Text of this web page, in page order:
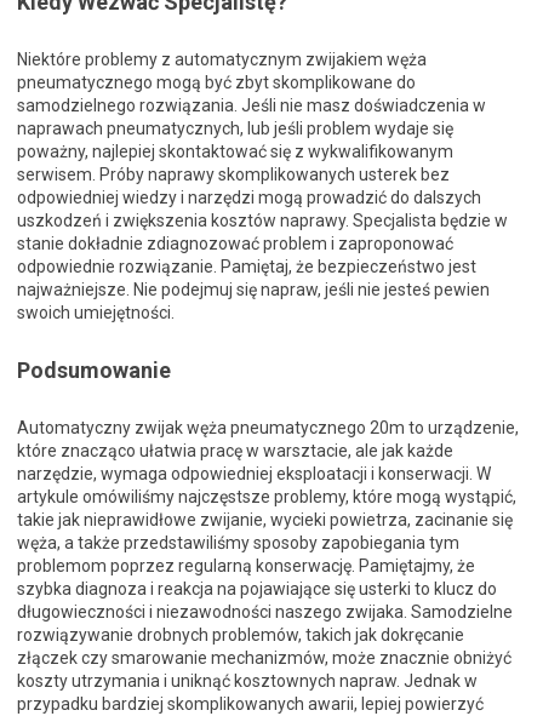
Niektóre problemy z automatycznym zwijakiem węża
pneumatycznego mogą być zbyt skomplikowane do
samodzielnego rozwiązania. Jeśli nie masz doświadczenia w
naprawach pneumatycznych, lub jeśli problem wydaje się
poważny, najlepiej skontaktować się z wykwalifikowanym
serwisem. Próby naprawy skomplikowanych usterek bez
odpowiedniej wiedzy i narzędzi mogą prowadzić do dalszych
uszkodzeń i zwiększenia kosztów naprawy. Specjalista będzie w
stanie dokładnie zdiagnozować problem i zaproponować
odpowiednie rozwiązanie. Pamiętaj, że bezpieczeństwo jest
najważniejsze. Nie podejmuj się napraw, jeśli nie jesteś pewien
swoich umiejętności.
Podsumowanie
Automatyczny zwijak węża pneumatycznego 20m to urządzenie,
które znacząco ułatwia pracę w warsztacie, ale jak każde
narzędzie, wymaga odpowiedniej eksploatacji i konserwacji. W
artykule omówiliśmy najczęstsze problemy, które mogą wystąpić,
takie jak nieprawidłowe zwijanie, wycieki powietrza, zacinanie się
węża, a także przedstawiliśmy sposoby zapobiegania tym
problemom poprzez regularną konserwację. Pamiętajmy, że
szybka diagnoza i reakcja na pojawiające się usterki to klucz do
długowieczności i niezawodności naszego zwijaka. Samodzielne
rozwiązywanie drobnych problemów, takich jak dokręcanie
złączek czy smarowanie mechanizmów, może znacznie obniżyć
koszty utrzymania i uniknąć kosztownych napraw. Jednak w
przypadku bardziej skomplikowanych awarii, lepiej powierzyć